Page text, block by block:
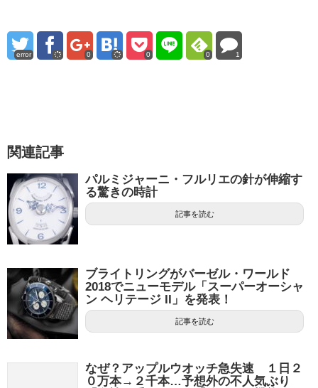
error 0 0 0 1
関連記事
パルミジャーニ・フルリエの針が伸縮す
る驚きの時計
記事を読む
ブライトリングがバーゼル・ワールド
2018でニューモデル「スーパーオーシャ
ン ヘリテージ II」を発表！
記事を読む
なぜ？アップルウオッチ急失速 １日２
０万本→２千本…予想外の不人気ぶり